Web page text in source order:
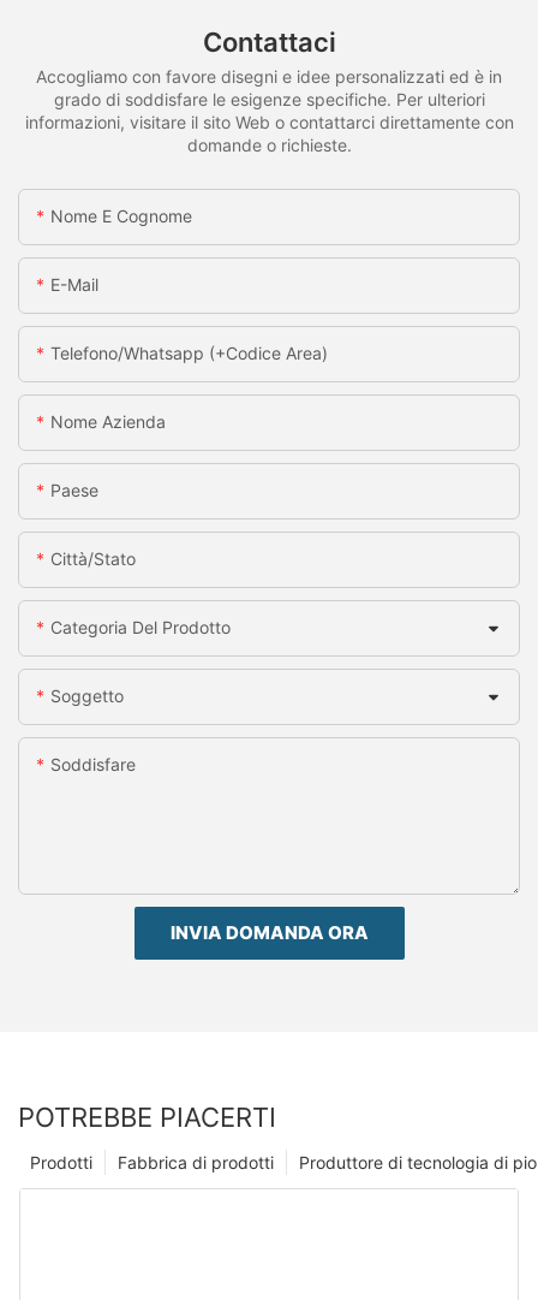
Contattaci
Accogliamo con favore disegni e idee personalizzati ed è in
grado di soddisfare le esigenze specifiche. Per ulteriori
informazioni, visitare il sito Web o contattarci direttamente con
domande o richieste.
Nome E Cognome
E-Mail
Telefono/whatsapp (+codice Area)
Nome Azienda
Paese
Città/stato
Categoria Del Prodotto
Soggetto
Soddisfare
INVIA DOMANDA ORA
POTREBBE PIACERTI
Produttore di tecnologia di
Fabbrica di prodotti
Prodotti